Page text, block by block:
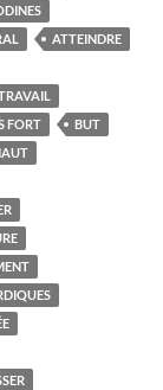
ATTEINDRE
FORT
BUT